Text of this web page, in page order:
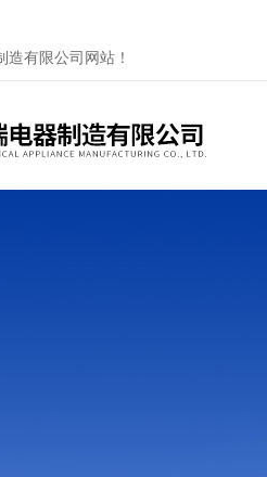
有限公司网站！